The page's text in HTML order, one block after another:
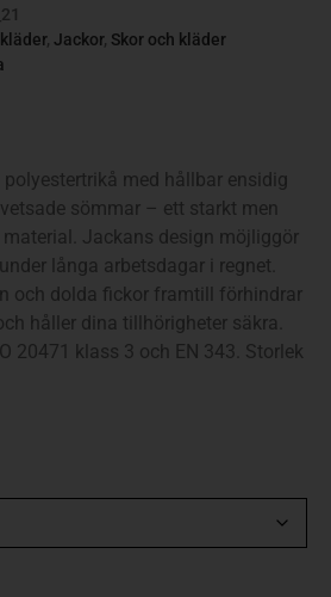
, Jackor, Skor och kläder
med hållbar ensidig
sömmar – ett starkt men
Jackans design möjliggör
långa arbetsdagar i regnet.
och dolda fickor framtill förhindrar
håller dina tillhörigheter säkra.
20471 klass 3 och EN 343. Storlek